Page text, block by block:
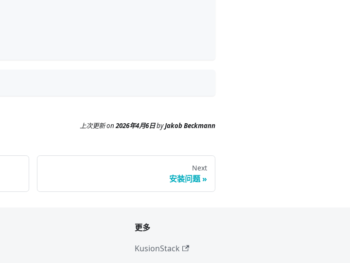
上次更新on2026年4月6日byJakob Beckmann
Next
安装问题
更多
KusionStack